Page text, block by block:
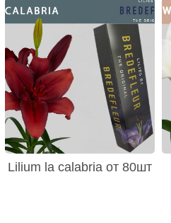
Lilium la calabria от 80шт